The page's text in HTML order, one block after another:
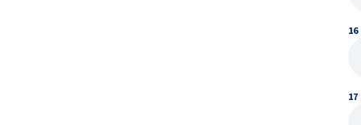
16
17